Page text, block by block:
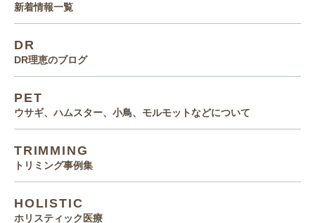
新着情報一覧
DR
DR理恵のブログ
PET
ウサギ、ハムスター、小鳥、モルモットなどについて
TRIMMING
トリミング事例集
HOLISTIC
ホリスティック医療